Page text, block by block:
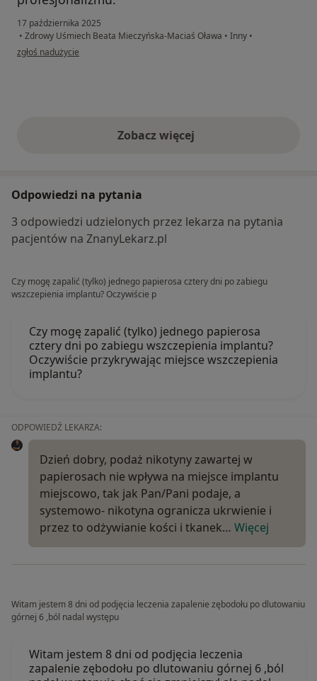
17 października 2025
• Zdrowy Uśmiech Beata Mieczyńska-Maciaś Oława • Inny •
w opinii użytkownika Aurelia
zgłoś nadużycie
Zobacz więcejopinie powyżej
Odpowiedzi na pytania
3 odpowiedzi udzielonych przez lekarza na pytania
pacjentów na ZnanyLekarz.pl
Czy mogę zapalić (tylko) jednego papierosa cztery dni po zabiegu
wszczepienia implantu? Oczywiście p
Czy mogę zapalić (tylko) jednego papierosa
cztery dni po zabiegu wszczepienia implantu?
Oczywiście przykrywając miejsce wszczepienia
implantu?
ODPOWIEDŹ LEKARZA:
Dzień dobry, podaż nikotyny zawartej w
papierosach nie wpływa na miejsce implantu
miejscowo, tak jak Pan/Pani podaje, a
systemowo- nikotyna ogranicza ukrwienie i
przez to odżywianie kości i tkanek… Więcej
Witam jestem 8 dni od podjęcia leczenia zapalenie zębodołu po dlutowaniu
górnej 6 ,ból nadal występu
Witam jestem 8 dni od podjęcia leczenia
zapalenie zębodołu po dlutowaniu górnej 6 ,ból